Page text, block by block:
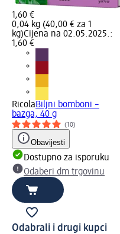
1,60 €
0,04 kg (40,00 € za 1
kg)Cijena na 02.05.2025.:
1,60 €
RicolaBiljni bomboni –
bazga, 40 g
(10)
Obavijesti
Dostupno za isporuku
Odaberi dm trgovinu
Odabrali i drugi kupci